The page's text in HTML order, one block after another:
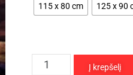
115 x 80 cm 125 x 90
Į krepšelį